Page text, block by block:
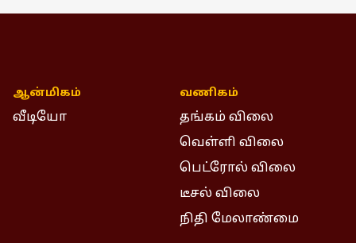
ஆன்மிகம்
வீடியோ
வணிகம்
தங்கம் விலை
வெள்ளி விலை
பெட்ரோல் விலை
டீசல் விலை
நிதி மேலாண்மை